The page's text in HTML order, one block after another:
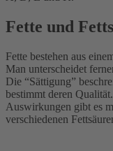
Fette und
Fette bestehen aus
Man unterscheidet
Die “Sättigung”
bestimmt deren
Auswirkungen gibt es
verschiedenen